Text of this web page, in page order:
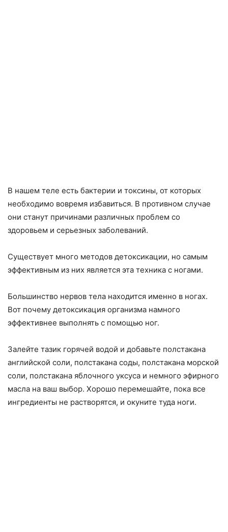
В нашем теле есть бактерии и токсины, от которых
необходимо вовремя избавиться. В противном случае
они станут причинами различных проблем со
здоровьем и серьезных заболеваний.
Существует много методов детоксикации, но самым
эффективным из них является эта техника с ногами.
Большинство нервов тела находится именно в ногах.
Вот почему детоксикация организма намного
эффективнее выполнять с помощью ног.
Залейте тазик горячей водой и добавьте полстакана
английской соли, полстакана соды, полстакана морской
соли, полстакана яблочного уксуса и немного эфирного
масла на ваш выбор. Хорошо перемешайте, пока все
ингредиенты не растворятся, и окуните туда ноги.